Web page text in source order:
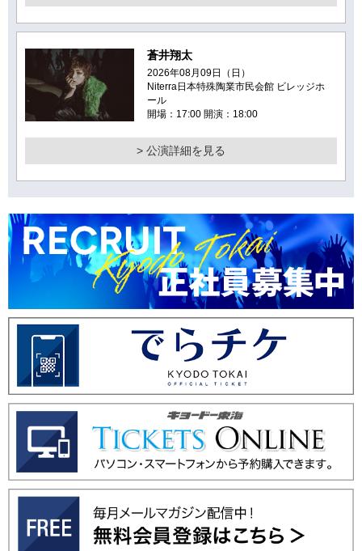
蒼井翔太
2026年08月09日（日）
Niterra日本特殊陶業市民会館 ビレッジホ
ール
開場：17:00 開演：18:00
> 公演詳細を見る